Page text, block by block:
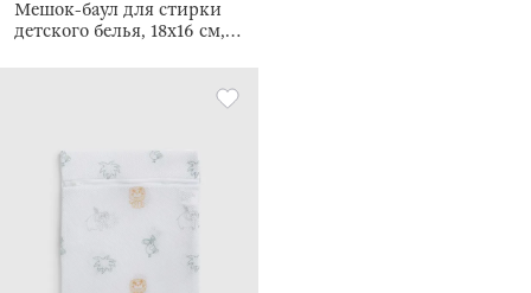
Мешок-баул для стирки
детского белья, 18х16 см,